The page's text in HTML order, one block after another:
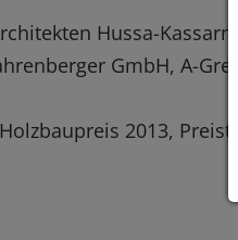
Hussa-
GmbH, A-
2013,